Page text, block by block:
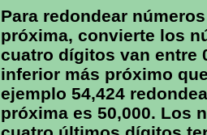
Para redondear
próxima, convierte los
cuatro dígitos van entre
inferior más próximo
ejemplo 54,424
próxima es 50,000. Los